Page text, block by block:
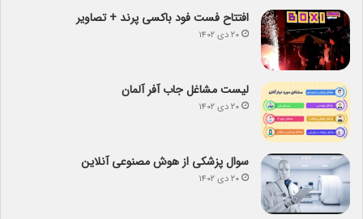
افتتاح فست فود باکسی پرند + تصاویر
۲۰ دی ۱۴۰۲
لیست مشاغل جاب آفر آلمان
۲۰ دی ۱۴۰۲
سوال پزشکی از هوش مصنوعی آنلاین
۲۰ دی ۱۴۰۲